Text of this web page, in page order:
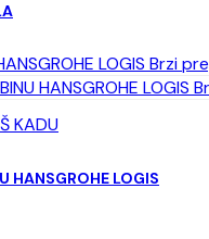
Brzi
KADU
HANSGROHE LOGIS